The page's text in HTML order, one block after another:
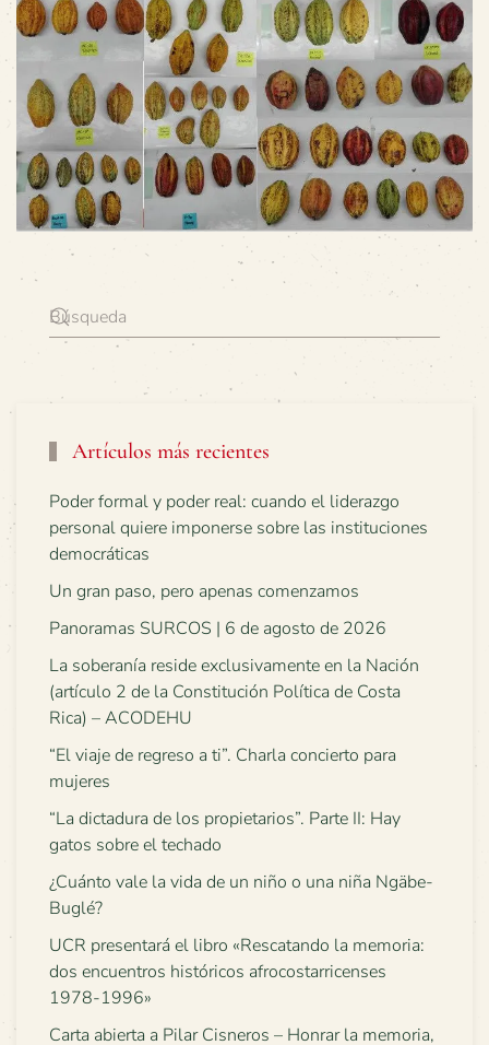
Artículos más recientes
Poder formal y poder real: cuando el liderazgo
personal quiere imponerse sobre las instituciones
democráticas
Un gran paso, pero apenas comenzamos
Panoramas SURCOS | 6 de agosto de 2026
La soberanía reside exclusivamente en la Nación
(artículo 2 de la Constitución Política de Costa
Rica) – ACODEHU
“El viaje de regreso a ti”. Charla concierto para
mujeres
“La dictadura de los propietarios”. Parte II: Hay
gatos sobre el techado
¿Cuánto vale la vida de un niño o una niña Ngäbe-
Buglé?
UCR presentará el libro «Rescatando la memoria:
dos encuentros históricos afrocostarricenses
1978-1996»
Carta abierta a Pilar Cisneros – Honrar la memoria,